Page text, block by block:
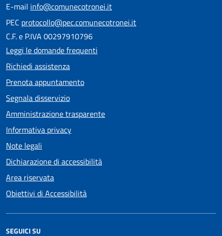
E-mail info@comunecotronei.it
PEC protocollo@pec.comunecotronei.it
C.F. e P.IVA 00297910796
Leggi le domande frequenti
Richiedi assistenza
Prenota appuntamento
Segnala disservizio
Amministrazione trasparente
Informativa privacy
Note legali
Dichiarazione di accessibilità
Area riservata
Obiettivi di Accessibilità
SEGUICI SU